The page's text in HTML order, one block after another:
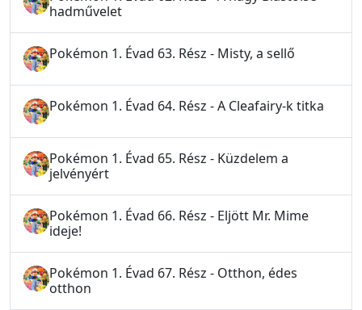
hadművelet
Pokémon 1. Évad 63. Rész - Misty, a sellő
Pokémon 1. Évad 64. Rész - A Cleafairy-k titka
Pokémon 1. Évad 65. Rész - Küzdelem a
jelvényért
Pokémon 1. Évad 66. Rész - Eljött Mr. Mime
ideje!
Pokémon 1. Évad 67. Rész - Otthon, édes
otthon